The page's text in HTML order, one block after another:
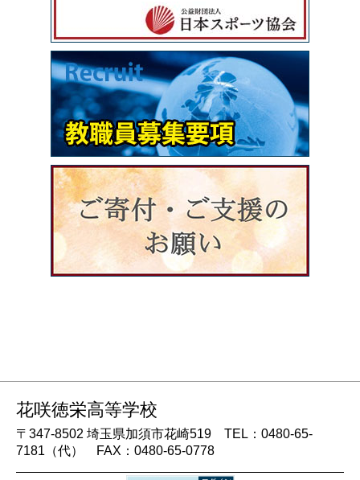
花咲徳栄高等学校
〒347-8502 埼玉県加須市花崎519 TEL：0480-65-
7181（代） FAX：0480-65-0778